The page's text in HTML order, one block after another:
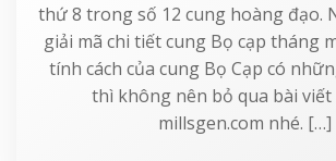
thứ 8 trong số 12 cung hoàng đạo.
giải mã chi tiết cung Bọ cạp tháng
tính cách của cung Bọ Cạp có
thì không nên bỏ qua bài viết
millsgen.com nhé. […]